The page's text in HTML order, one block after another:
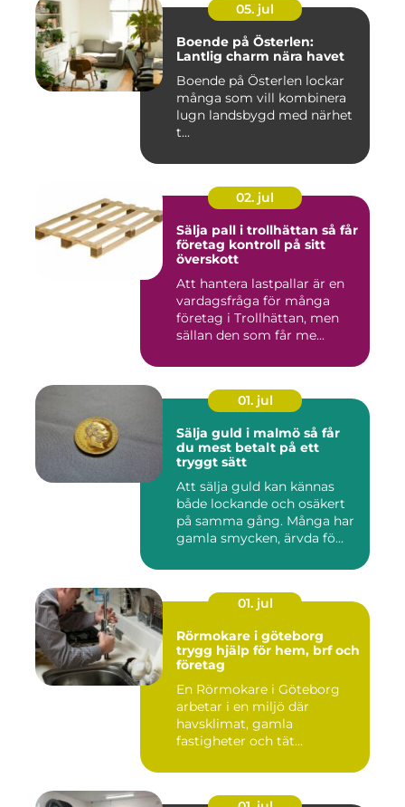
05. jul
Boende på Österlen:
Lantlig charm nära havet
Boende på Österlen lockar
många som vill kombinera
lugn landsbygd med närhet
t...
02. jul
Sälja pall i trollhättan så får
företag kontroll på sitt
överskott
Att hantera lastpallar är en
vardagsfråga för många
företag i Trollhättan, men
sällan den som får me...
01. jul
Sälja guld i malmö så får
du mest betalt på ett
tryggt sätt
Att sälja guld kan kännas
både lockande och osäkert
på samma gång. Många har
gamla smycken, ärvda fö...
01. jul
Rörmokare i göteborg
trygg hjälp för hem, brf och
företag
En Rörmokare i Göteborg
arbetar i en miljö där
havsklimat, gamla
fastigheter och tät